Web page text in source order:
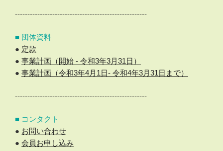
-----------------------------------------------------
■ 団体資料
● 定款
● 事業計画（開始 - 令和3年3月31日）
● 事業計画（令和3年4月1日- 令和4年3月31日まで）
-----------------------------------------------------
■ コンタクト
● お問い合わせ
● 会員お申し込み